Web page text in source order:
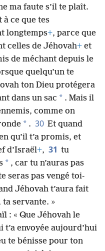
ma faute s’il te plaît.
ce que tes
longtemps+, parce que
celles de Jéhovah+ et
de méchant depuis le
quelqu’un te
ton Dieu protégera
dans un sac * . Mais il
comme on
* . 30 Et quand
qu’il t’a promis, et
d’Israël+, 31 tu
* , car tu n’auras pas
seras pas vengé toi-
Jéhovah t’aura fait
servante. »
: « Que Jéhovah le
envoyée aujourd’hui
te bénisse pour ton